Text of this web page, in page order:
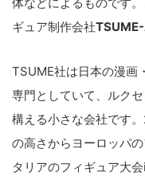
ギュア制作会社T
TSUME社は日本の漫画
専門としていて、ルク
構える小さな会社です
の高さからヨーロッパ
タリアのフィギュア大